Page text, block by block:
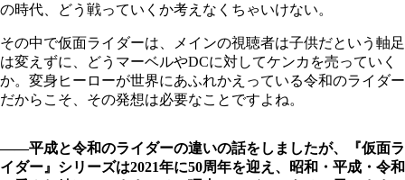
の時代、どう戦っていくか考えなくちゃいけない。
その中で仮面ライダーは、メインの視聴者は子供だという軸足
は変えずに、どうマーベルやDCに対してケンカを売っていく
か。変身ヒーローが世界にあふれかえっている令和のライダー
だからこそ、その発想は必要なことですよね。
――平成と令和のライダーの違いの話をしましたが、『仮面ラ
イダー』シリーズは2021年に50周年を迎え、昭和・平成・令和